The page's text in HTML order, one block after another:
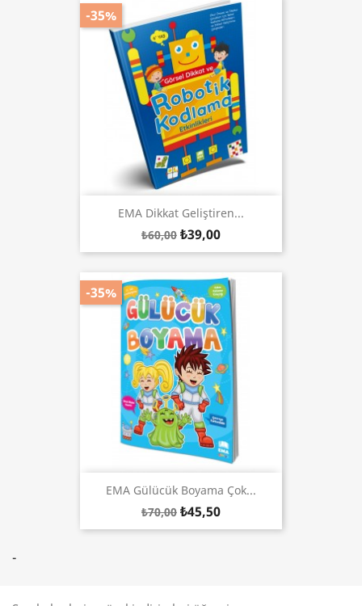
EMA Dikkat Geliştiren...
₺60,00 ₺39,00
-35%
EMA Gülücük Boyama Çok...
₺70,00 ₺45,50
-35%
-